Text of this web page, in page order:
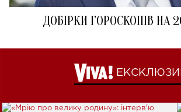
ДОБІРКИ ГОРОСКОПІВ НА